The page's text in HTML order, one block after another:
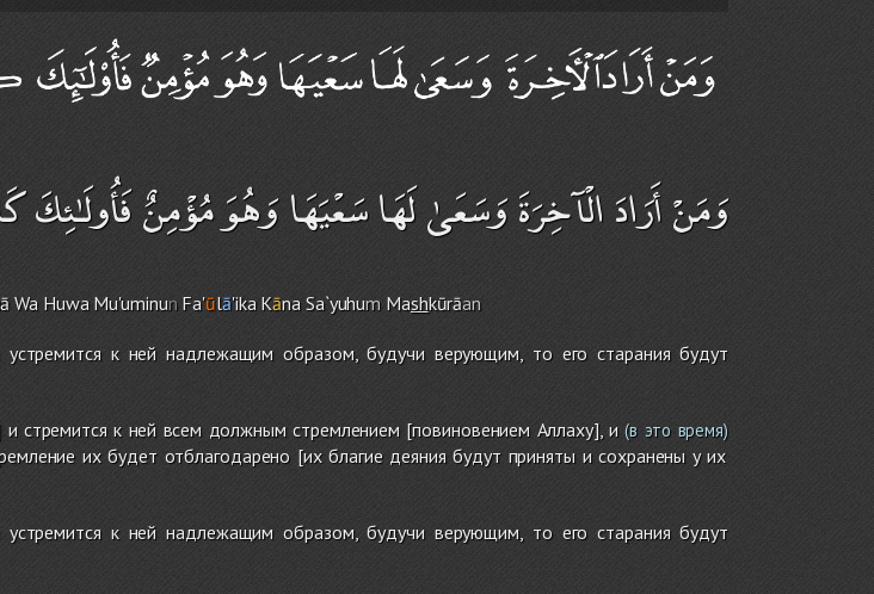
وَمَنْ أَرَادَ الْآخِرَةَ وَسَعَىٰ لَهَا سَعْيَهَا وَهُوَ مُؤْمِنٌ
Wa Huwa Mu'uminunFa'ūlā'ika Kāna Sa`yuhum Mashkūrāan
к ней надлежащим образом, будучи верующим, то его старания будут
стремится к ней всем должным стремлением [повиновением Аллаху], и (в это время)
их будет отблагодарено [их благие деяния будут приняты и сохранены у их
к ней надлежащим образом, будучи верующим, то его старания будут